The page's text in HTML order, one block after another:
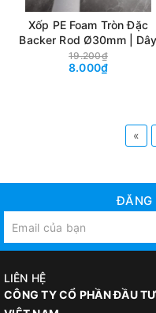
Xốp PE Foam Tròn Đặc
Backer Rod Ø30mm | Dây
Xốp Chèn Khe, Tạo Hình
Decor, Handmade & May
19.200₫
8.000₫
«
ĐĂNG
LIÊN HỆ
CÔNG TY CỔ PHẦN ĐẦU